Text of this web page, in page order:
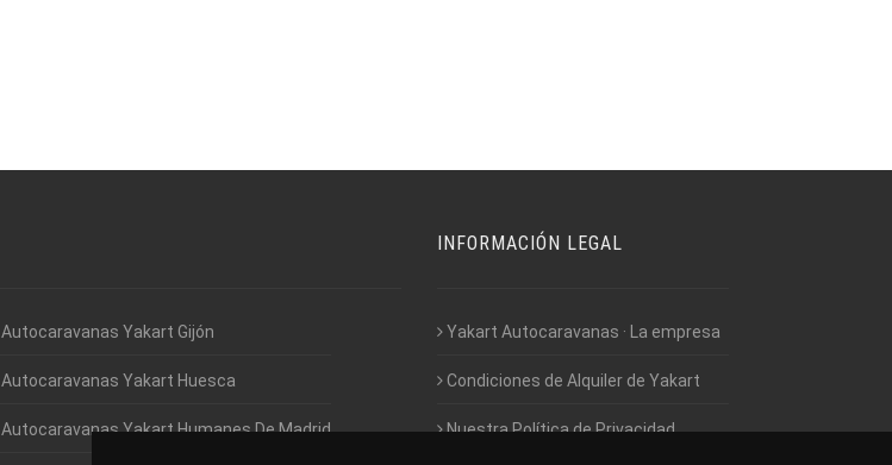
Autocaravanas Yakart Gijón
Autocaravanas Yakart Huesca
Autocaravanas Yakart Humanes De Madrid
INFORMACIÓN LEGAL
Yakart Autocaravanas · La empresa
Condiciones de Alquiler de Yakart
Nuestra Política de Privacidad